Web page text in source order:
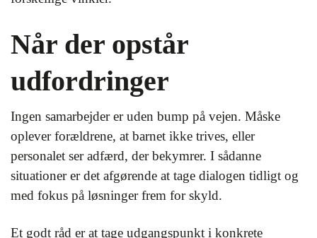
Når der opstår
udfordringer
Ingen samarbejder er uden bump på vejen. Måske
oplever forældrene, at barnet ikke trives, eller
personalet ser adfærd, der bekymrer. I sådanne
situationer er det afgørende at tage dialogen tidligt og
med fokus på løsninger frem for skyld.
Et godt råd er at tage udgangspunkt i konkrete